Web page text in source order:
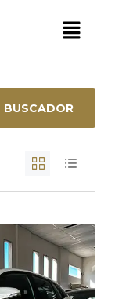
BUSCADOR